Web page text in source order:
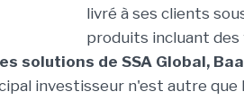
livré à ses clients
produits incluant
solutions de SSA Global,
investisseur n'est autre que